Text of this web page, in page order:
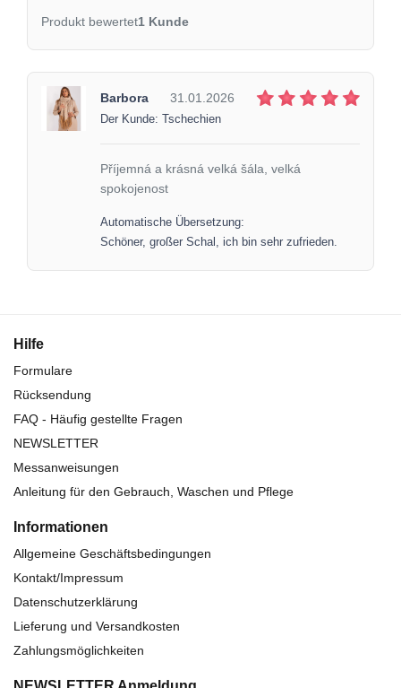
Produkt bewertet1 Kunde
Barbora 31.01.2026
Der Kunde: Tschechien
Příjemná a krásná velká šála, velká
spokojenost
Automatische Übersetzung:
Schöner, großer Schal, ich bin sehr zufrieden.
Hilfe
Formulare
Rücksendung
FAQ - Häufig gestellte Fragen
NEWSLETTER
Messanweisungen
Anleitung für den Gebrauch, Waschen und Pflege
Informationen
Allgemeine Geschäftsbedingungen
Kontakt/Impressum
Datenschutzerklärung
Lieferung und Versandkosten
Zahlungsmöglichkeiten